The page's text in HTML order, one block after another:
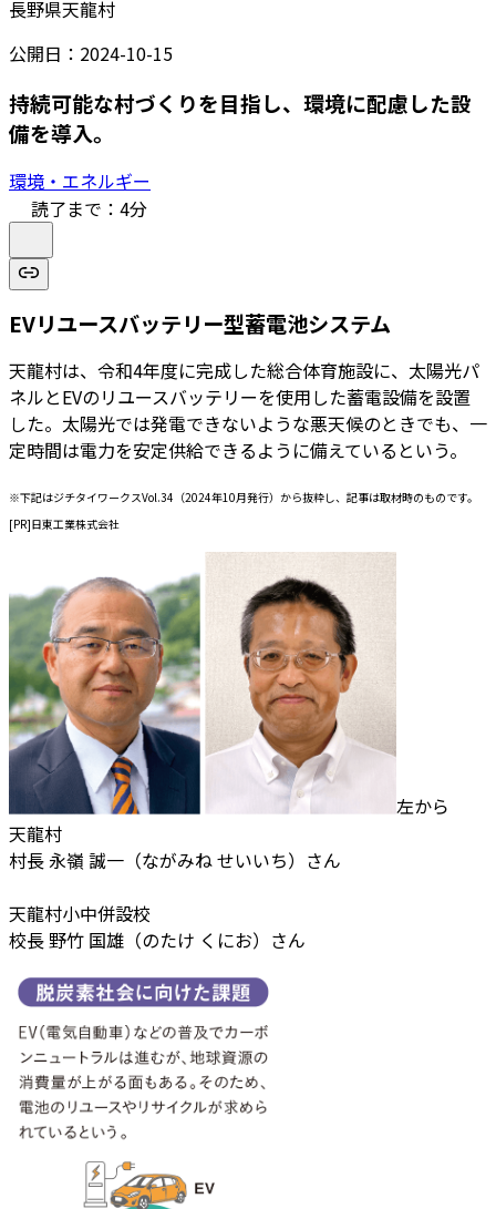
長野県天龍村
公開日： 2024-10-15
持続可能な村づくりを目指し、環境に配慮した設
備を導入。
環境・エネルギー
読了まで： 4分
EVリユースバッテリー型蓄電池システム
天龍村は、令和4年度に完成した総合体育施設に、太陽光パ
ネルとEVのリユースバッテリーを使用した蓄電設備を設置
した。太陽光では発電できないような悪天候のときでも、一
定時間は電力を安定供給できるように備えているという。
※下記はジチタイワークスVol.34（2024年10月発行）から抜粋し、記事は取材時のものです。
[PR]日東工業株式会社
左から
天龍村
村長 永嶺 誠一（ながみね せいいち）さん
天龍村小中併設校
校長 野竹 国雄（のたけ くにお）さん